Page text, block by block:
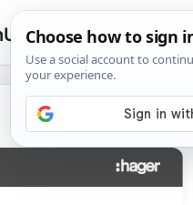
Upload
Search
for: